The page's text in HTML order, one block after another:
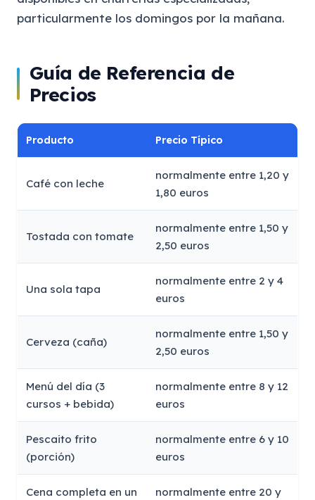
particularmente los domingos por la mañana.
Guía de Referencia de
Precios
Producto Precio Típico
Café con leche
normalmente entre 1,20 y
1,80 euros
Tostada con tomate
normalmente entre 1,50 y
2,50 euros
Una sola tapa
normalmente entre 2 y 4
euros
Cerveza (caña)
normalmente entre 1,50 y
2,50 euros
Menú del día (3
cursos + bebida)
normalmente entre 8 y 12
euros
Pescaito frito
(porción)
normalmente entre 6 y 10
euros
Cena completa en un
normalmente entre 20 y